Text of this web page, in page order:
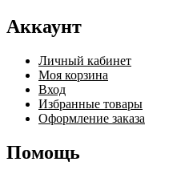
Аккаунт
Личный кабинет
Моя корзина
Вход
Избранные товары
Оформление заказа
Помощь